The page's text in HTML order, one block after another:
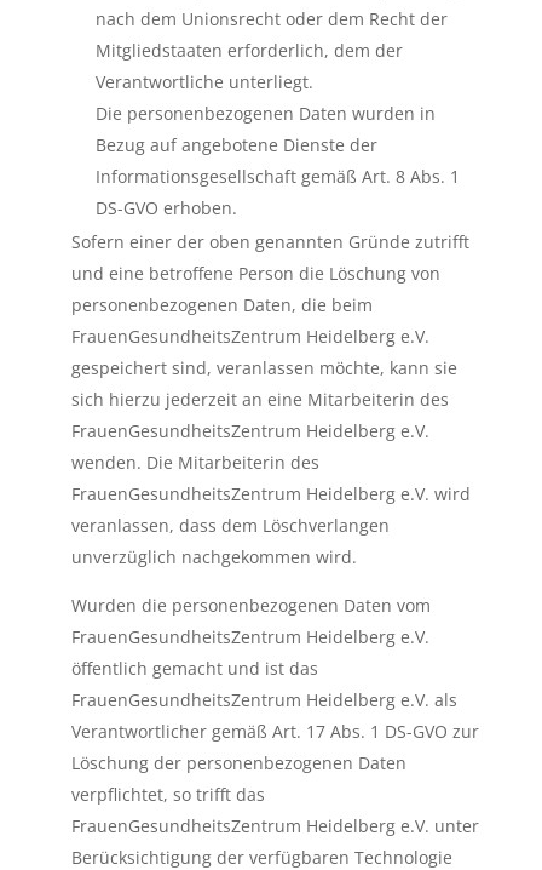
nach dem Unionsrecht oder dem Recht der
Mitgliedstaaten erforderlich, dem der
Verantwortliche unterliegt.
Die personenbezogenen Daten wurden in
Bezug auf angebotene Dienste der
Informationsgesellschaft gemäß Art. 8 Abs. 1
DS-GVO erhoben.
Sofern einer der oben genannten Gründe zutrifft
und eine betroffene Person die Löschung von
personenbezogenen Daten, die beim
FrauenGesundheitsZentrum Heidelberg e.V.
gespeichert sind, veranlassen möchte, kann sie
sich hierzu jederzeit an eine Mitarbeiterin des
FrauenGesundheitsZentrum Heidelberg e.V.
wenden. Die Mitarbeiterin des
FrauenGesundheitsZentrum Heidelberg e.V. wird
veranlassen, dass dem Löschverlangen
unverzüglich nachgekommen wird.
Wurden die personenbezogenen Daten vom
FrauenGesundheitsZentrum Heidelberg e.V.
öffentlich gemacht und ist das
FrauenGesundheitsZentrum Heidelberg e.V. als
Verantwortlicher gemäß Art. 17 Abs. 1 DS-GVO zur
Löschung der personenbezogenen Daten
verpflichtet, so trifft das
FrauenGesundheitsZentrum Heidelberg e.V. unter
Berücksichtigung der verfügbaren Technologie